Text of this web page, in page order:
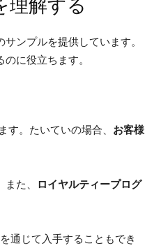
理解する
ンプルを提供しています。
に役立ちます。
。たいていの場合、 お客様
た、
ロイヤルティープログ
通じて入手することもでき